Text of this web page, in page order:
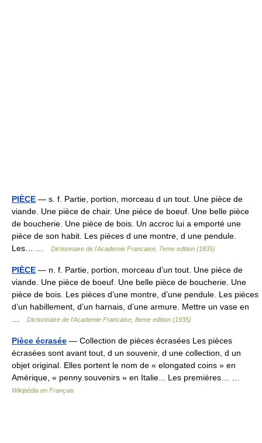
PIÈCE — s. f. Partie, portion, morceau d un tout. Une pièce de
viande. Une pièce de chair. Une pièce de boeuf. Une belle pièce
de boucherie. Une pièce de bois. Un accroc lui a emporté une
pièce de son habit. Les pièces d une montre, d une pendule.
Les… …
Dictionnaire de l'Academie Francaise, 7eme edition (1835)
PIÈCE — n. f. Partie, portion, morceau d’un tout. Une pièce de
viande. Une pièce de boeuf. Une belle pièce de boucherie. Une
pièce de bois. Les pièces d’une montre, d’une pendule. Les pièces
d’un habillement, d’un harnais, d’une armure. Mettre un vase en
Dictionnaire de l'Academie Francaise, 8eme edition (1935)
Pièce écrasée — Collection de pièces écrasées Les pièces
écrasées sont avant tout, d un souvenir, d une collection, d un
objet original. Elles portent le nom de « elongated coins » en
Amérique, « penny souvenirs » en Italie... Les premières… …
Wikipédia en Français